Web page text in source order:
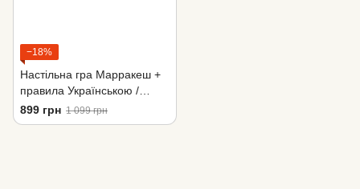
−18%
Настільна гра Марракеш +
правила Українською /
Marrakech
899 грн 1 099 грн